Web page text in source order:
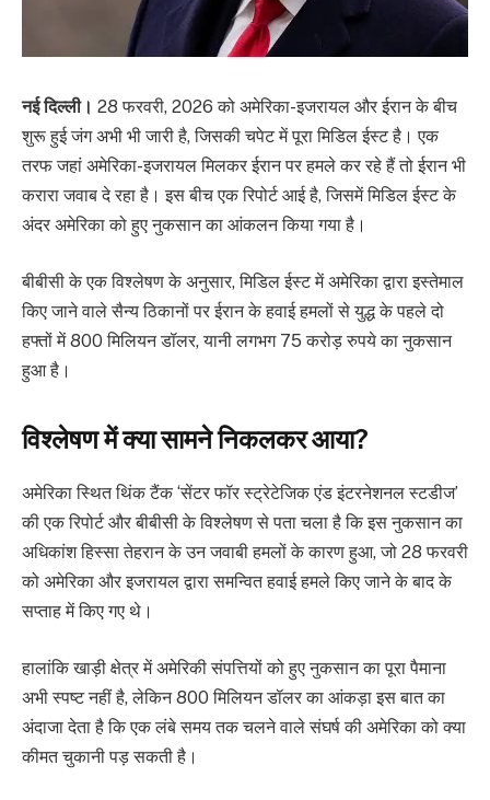
नई दिल्ली। 28 फरवरी, 2026 को अमेरिका-इजरायल और ईरान के बीच
शुरू हुई जंग अभी भी जारी है, जिसकी चपेट में पूरा मिडिल ईस्ट है। एक
तरफ जहां अमेरिका-इजरायल मिलकर ईरान पर हमले कर रहे हैं तो ईरान भी
करारा जवाब दे रहा है। इस बीच एक रिपोर्ट आई है, जिसमें मिडिल ईस्ट के
अंदर अमेरिका को हुए नुकसान का आंकलन किया गया है।
बीबीसी के एक विश्लेषण के अनुसार, मिडिल ईस्ट में अमेरिका द्वारा इस्तेमाल
किए जाने वाले सैन्य ठिकानों पर ईरान के हवाई हमलों से युद्ध के पहले दो
हफ्तों में 800 मिलियन डॉलर, यानी लगभग 75 करोड़ रुपये का नुकसान
हुआ है।
विश्लेषण में क्या सामने निकलकर आया?
अमेरिका स्थित थिंक टैंक ‘सेंटर फॉर स्ट्रेटेजिक एंड इंटरनेशनल स्टडीज’
की एक रिपोर्ट और बीबीसी के विश्लेषण से पता चला है कि इस नुकसान का
अधिकांश हिस्सा तेहरान के उन जवाबी हमलों के कारण हुआ, जो 28 फरवरी
को अमेरिका और इजरायल द्वारा समन्वित हवाई हमले किए जाने के बाद के
सप्ताह में किए गए थे।
हालांकि खाड़ी क्षेत्र में अमेरिकी संपत्तियों को हुए नुकसान का पूरा पैमाना
अभी स्पष्ट नहीं है, लेकिन 800 मिलियन डॉलर का आंकड़ा इस बात का
अंदाजा देता है कि एक लंबे समय तक चलने वाले संघर्ष की अमेरिका को क्या
कीमत चुकानी पड़ सकती है।